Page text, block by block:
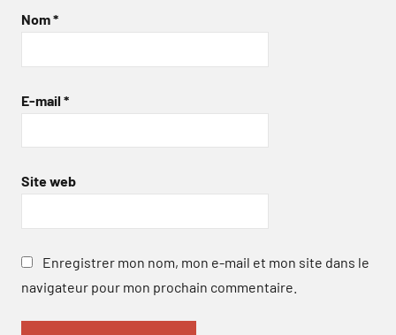
Nom*
E-mail *
Site web
Enregistrer mon nom, mon e-mail et mon site dans le
navigateur pour mon prochain commentaire.